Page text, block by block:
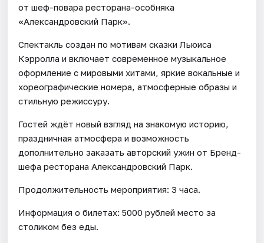
от шеф-повара ресторана-особняка
«Александровский Парк».
Спектакль создан по мотивам сказки Льюиса
Кэрролла и включает современное музыкальное
оформление с мировыми хитами, яркие вокальные и
хореографические номера, атмосферные образы и
стильную режиссуру.
Гостей ждёт новый взгляд на знакомую историю,
праздничная атмосфера и возможность
дополнительно заказать авторский ужин от Бренд-
шефа ресторана Александровский Парк.
Продолжительность мероприятия: 3 часа.
Информация о билетах: 5000 рублей место за
столиком без еды.